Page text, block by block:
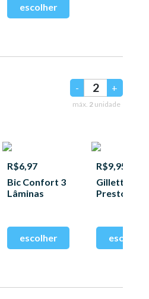
- +
máx. 2 unidade
R$6,97
Bic Confort 3
Lâminas
R$9,95
Gillette